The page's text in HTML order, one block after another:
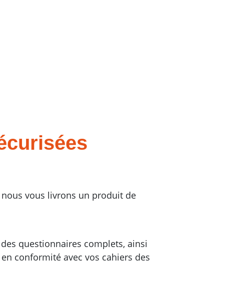
nous vous livrons un produit de
questionnaires complets, ainsi
conformité avec vos cahiers des